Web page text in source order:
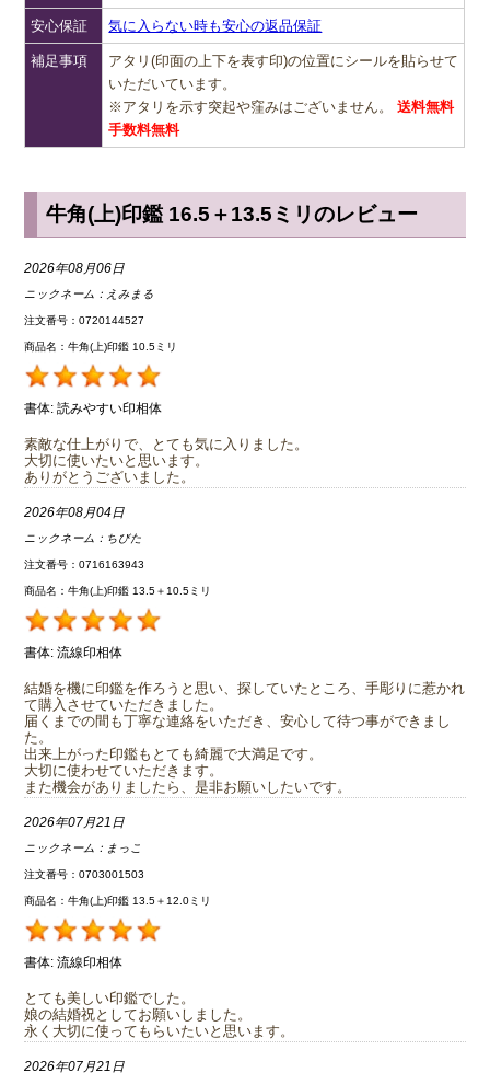
安心保証 気に入らない時も安心の返品保証
補足事項
アタリ(印面の上下を表す印)の位置にシールを貼らせて
いただいています。
※アタリを示す突起や窪みはございません。送料無料
手数料無料
牛角(上)印鑑 16.5＋13.5ミリのレビュー
2026年08月06日
ニックネーム： えみまる
注文番号：0720144527
商品名：牛角(上)印鑑 10.5ミリ
書体: 読みやすい印相体
素敵な仕上がりで、とても気に入りました。
大切に使いたいと思います。
ありがとうございました。
2026年08月04日
ニックネーム： ちびた
注文番号：0716163943
商品名：牛角(上)印鑑 13.5＋10.5ミリ
書体: 流線印相体
結婚を機に印鑑を作ろうと思い、探していたところ、手彫りに惹かれ
て購入させていただきました。
届くまでの間も丁寧な連絡をいただき、安心して待つ事ができまし
た。
出来上がった印鑑もとても綺麗で大満足です。
大切に使わせていただきます。
また機会がありましたら、是非お願いしたいです。
2026年07月21日
ニックネーム： まっこ
注文番号：0703001503
商品名：牛角(上)印鑑 13.5＋12.0ミリ
書体: 流線印相体
とても美しい印鑑でした。
娘の結婚祝としてお願いしました。
永く大切に使ってもらいたいと思います。
2026年07月21日